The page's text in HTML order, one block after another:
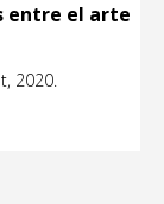
entre el arte
2020.